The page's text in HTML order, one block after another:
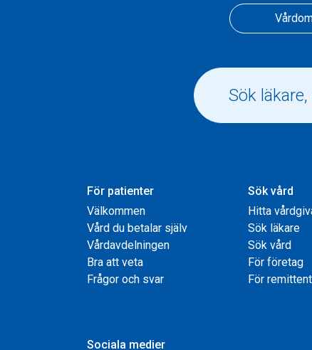
För patienter
Välkommen
Vård du betalar själv
Vårdavdelningen
Bra att veta
Frågor och svar
Sök vård
Hitta
Sök läkare
Sök vård
För företag
För
Sociala medier